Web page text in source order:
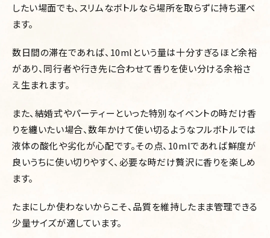
したい場面でも、スリムなボトルなら場所を取らずに持ち運べ
ます。
数日間の滞在であれば、10mlという量は十分すぎるほど余裕
があり、同行者や行き先に合わせて香りを使い分ける余裕さ
え生まれます。
また、結婚式やパーティーといった特別なイベントの時だけ香
りを纏いたい場合、数年かけて使い切るようなフルボトルでは
液体の酸化や劣化が心配です。その点、10mlであれば鮮度が
良いうちに使い切りやすく、必要な時だけ贅沢に香りを楽しめ
ます。
たまにしか使わないからこそ、品質を維持したまま管理できる
少量サイズが適しています。